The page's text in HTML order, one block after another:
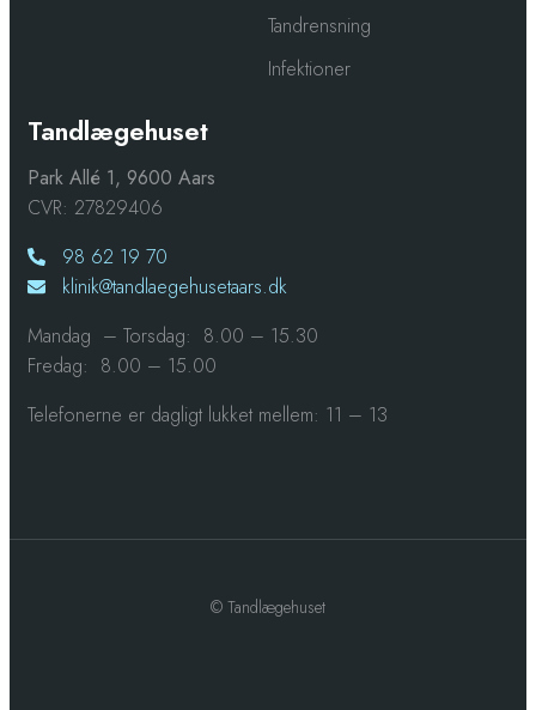
Tandlægehuset
Park Allé 1, 9600 Aars
CVR: 27829406
98 62 19 70
klinik@tandlaegehusetaars.dk
Mandag – Torsdag: 8.00 – 15.30
Fredag: 8.00 – 15.00​
Telefonerne er dagligt lukket mellem: 11 – 13
Tandrensning
Infektioner
© Tandlægehuset